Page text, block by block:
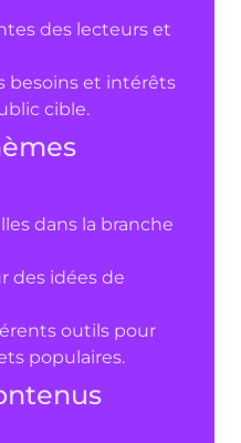
des lecteurs et
besoins et intérêts
cible.
dans la branche
des idées de
outils pour
populaires.